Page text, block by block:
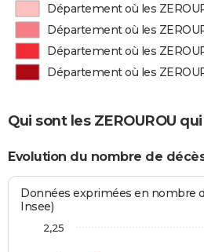
Département où les
Département où les
Département où les
Département où les
Qui sont les ZEROUROU
Evolution du nombre de décès
Données exprimées en nombre
Insee)
2,25